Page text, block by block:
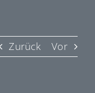
Zurück Vor